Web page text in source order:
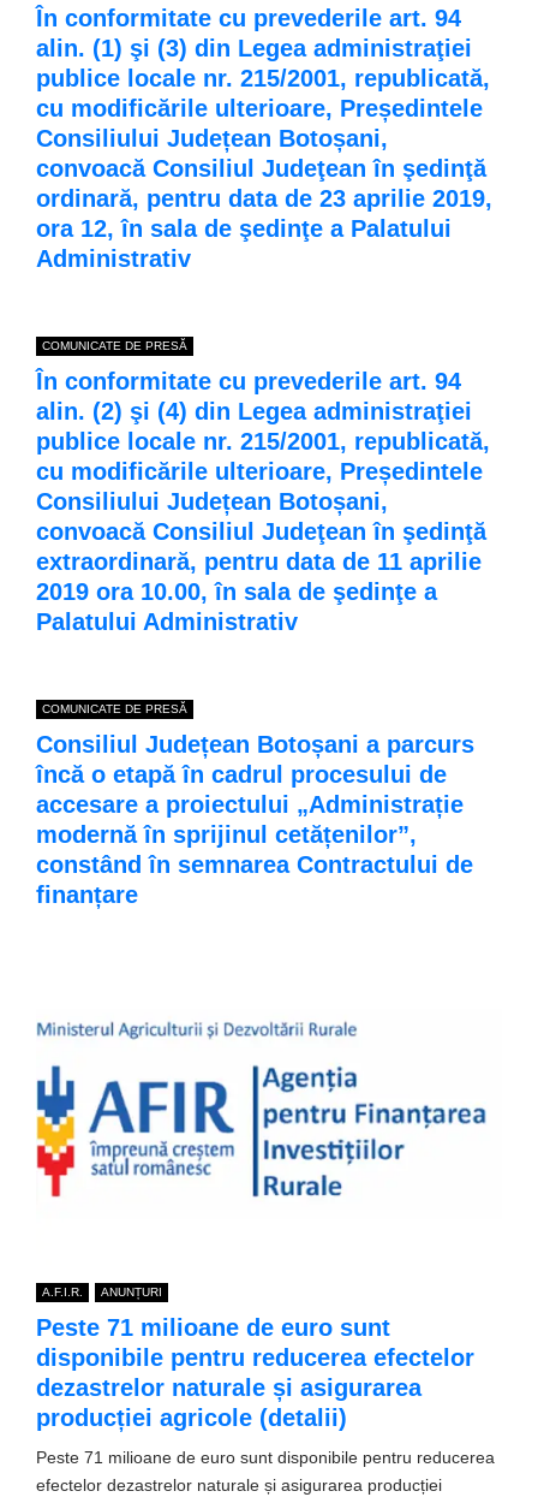
În conformitate cu prevederile art. 94
alin. (1) şi (3) din Legea administraţiei
publice locale nr. 215/2001, republicată,
cu modificările ulterioare, Președintele
Consiliului Județean Botoșani,
convoacă Consiliul Judeţean în şedinţă
ordinară, pentru data de 23 aprilie 2019,
ora 12, în sala de şedinţe a Palatului
Administrativ
COMUNICATE DE PRESĂ
În conformitate cu prevederile art. 94
alin. (2) şi (4) din Legea administraţiei
publice locale nr. 215/2001, republicată,
cu modificările ulterioare, Președintele
Consiliului Județean Botoșani,
convoacă Consiliul Judeţean în şedinţă
extraordinară, pentru data de 11 aprilie
2019 ora 10.00, în sala de şedinţe a
Palatului Administrativ
COMUNICATE DE PRESĂ
Consiliul Județean Botoșani a parcurs
încă o etapă în cadrul procesului de
accesare a proiectului „Administrație
modernă în sprijinul cetățenilor”,
constând în semnarea Contractului de
finanțare
A.F.I.R. ANUNȚURI
Peste 71 milioane de euro sunt
disponibile pentru reducerea efectelor
dezastrelor naturale și asigurarea
producției agricole (detalii)
Peste 71 milioane de euro sunt disponibile pentru reducerea
efectelor dezastrelor naturale și asigurarea producției